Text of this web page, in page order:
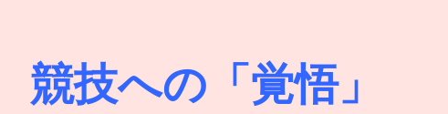
競技への「覚悟」